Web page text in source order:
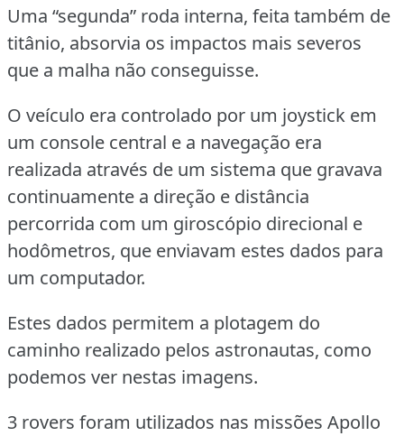
Uma “segunda” roda interna, feita também de
titânio, absorvia os impactos mais severos
que a malha não conseguisse.
O veículo era controlado por um joystick em
um console central e a navegação era
realizada através de um sistema que gravava
continuamente a direção e distância
percorrida com um giroscópio direcional e
hodômetros, que enviavam estes dados para
um computador.
Estes dados permitem a plotagem do
caminho realizado pelos astronautas, como
podemos ver nestas imagens.
3 rovers foram utilizados nas missões Apollo